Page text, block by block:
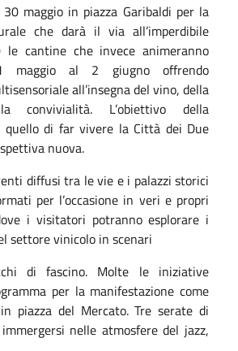
maggio in piazza Garibaldi per la
che darà il via all’imperdibile
le cantine che invece animeranno
maggio al 2 giugno offrendo
all’insegna del vino, della
convivialità. L’obiettivo della
quello di far vivere la Città dei Due
nuova.
diffusi tra le vie e i palazzi storici
per l’occasione in veri e propri
i visitatori potranno esplorare i
settore vinicolo in scenari
di fascino. Molte le iniziative
per la manifestazione come
piazza del Mercato. Tre serate di
nelle atmosfere del jazz,